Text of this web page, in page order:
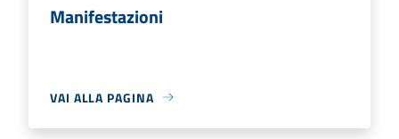
Manifestazioni
VAI ALLA PAGINA